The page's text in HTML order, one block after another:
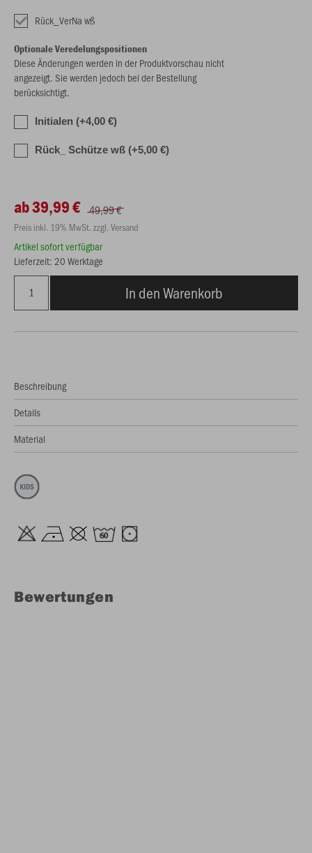
Rück_VerNa wß
Optionale Veredelungspositionen
Diese Änderungen werden in der Produktvorschau nicht
angezeigt. Sie werden jedoch bei der Bestellung
berücksichtigt.
Initialen (+4,00 €)
Rück_ Schütze wß (+5,00 €)
ab 39,99 € 49,99 €
Preis inkl. 19% MwSt. zzgl. Versand
Artikel sofort verfügbar
Lieferzeit: 20 Werktage
In den Warenkorb
Beschreibung
Details
Material
Bewertungen